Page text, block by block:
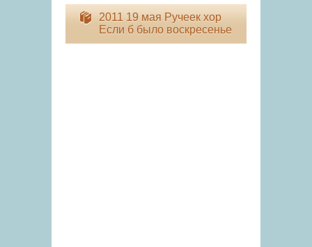
2011 19 мая Ручеек хор
Если б было воскресенье